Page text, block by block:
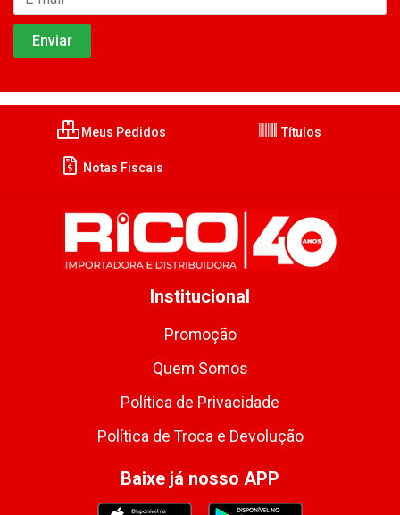
Meus Pedidos Títulos
Notas Fiscais
Institucional
Promoção
Quem Somos
Política de Privacidade
Política de Troca e Devolução
Baixe já nosso APP